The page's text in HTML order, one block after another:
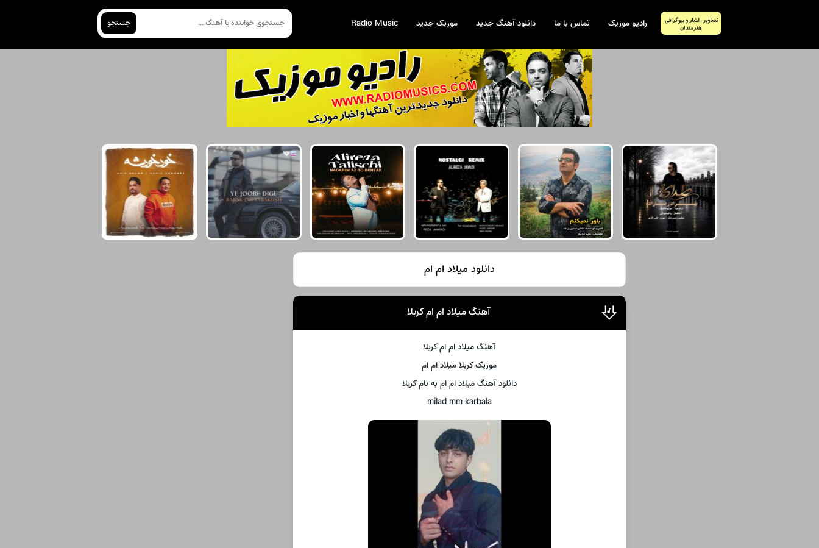
رادیو موزیک تماس با ما دانلود آهنگ جدید موزیک جدید Radio Music جستجو
دانلود میلاد ام ام
آهنگ میلاد ام ام کربلا
آهنگ میلاد ام ام کربلا
موزیک کربلا میلاد ام ام
دانلود آهنگ میلاد ام ام به نام کربلا
milad mm karbala